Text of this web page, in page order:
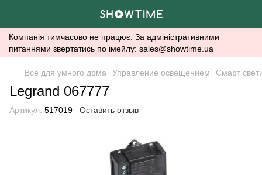
Компанія тимчасово не працює. За адміністративними
питаннями звертатись по імейлу: sales@showtime.ua
Все для умного дома Управление освещением Смарт
Legrand 067777
Артикул: 517019 Оставить отзыв